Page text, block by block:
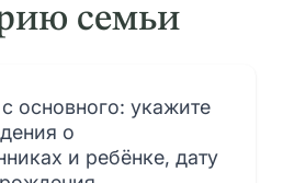
семьи
основного: укажите
о
и ребёнке, дату